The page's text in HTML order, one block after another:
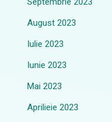
August 2023
Iulie 2023
Iunie 2023
Mai 2023
Aprilieie 2023